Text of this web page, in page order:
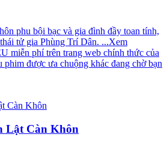
phu bội bạc và gia đình đầy toan tính,
tử gia Phùng Trí Dân. ...Xem
phí trên trang web chính thức của
phim được ưa chuộng khác đang chờ bạn
Lật Càn Khôn